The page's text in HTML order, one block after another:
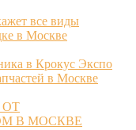
все виды
в Москве
в Крокус Экспо
в Москве
ОТ
В МОСКВЕ